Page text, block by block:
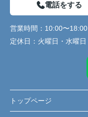
電話をする
営業時間： 10:00〜18:00
定休日： 火曜日・水曜日
トップページ